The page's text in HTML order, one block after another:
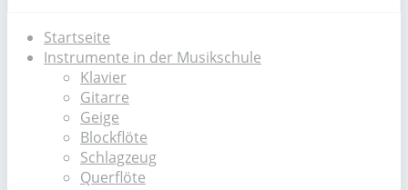
Startseite
Instrumente in der Musikschule
Klavier
Gitarre
Geige
Blockflöte
Schlagzeug
Querflöte